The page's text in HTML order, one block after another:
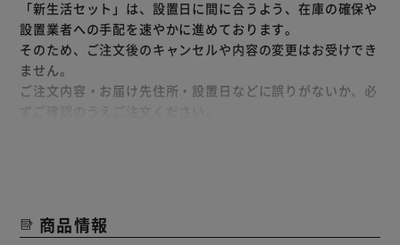
「新生活セット」は、設置日に間に合うよう、在庫の確保や
設置業者への手配を速やかに進めております。
そのため、ご注文後のキャンセルや内容の変更はお受けでき
ません。
ご注文内容・お届け先住所・設置日などに誤りがないか、必
温水洗浄で、ニオイ・黄ばみを徹底除去！
（※すべての黄ばみやニオイの原因菌を除去できるわけでは
商品情報